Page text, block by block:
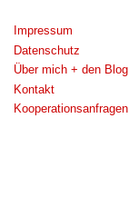
Impressum
Datenschutz
Über mich + den Blog
Kontakt
Kooperationsanfragen